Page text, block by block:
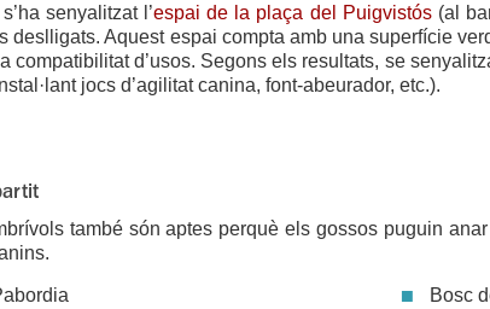
senyalitzat l’espai de la plaça del Puigvistós(al
deslligats. Aquest espai compta amb una superfície
compatibilitat d’usos. Segons els resultats, se
jocs d’agilitat canina, font-abeurador, etc.).
també són aptes perquè els gossos puguin
Bosc